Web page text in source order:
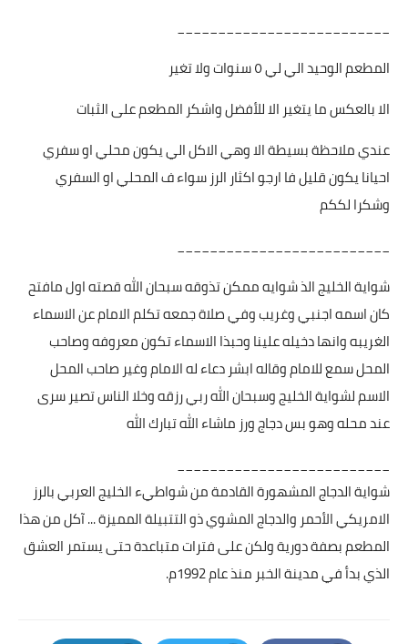
__________________________
المطعم الوحيد الي لي ٥ سنوات ولا تغير
الا بالعكس ما يتغير الا للأفضل واشكر المطعم على الثبات
عندي ملاحظة بسيطة الا وهي الاكل الي يكون محلي او سفري
احيانا يكون قليل فا ارجو اكثار الرز سواء ف المحلي او السفري
وشكرا لككم
__________________________
شواية الخليج الذ شوايه ممكن تذوقه سبحان الله قصته اول مافتح
كان اسمه اجنبي وغريب وفي صلاة جمعه تكلم الامام عن الاسماء
الغريبه وانها دخيله علينا وحبذا الاسماء تكون معروفه وصاحب
المحل سمع للامام وقاله ابشر دعاء له الامام وغير صاحب المحل
الاسم لشواية الخليج وسبحان الله ربي رزقه وخلا الناس تصير سرى
عند محله وهو بس دجاج ورز ماشاء الله تبارك الله
__________________________
شواية الدجاج المشهورة القادمة من شواطيء الخليج العربي بالرز
الامريكي الأحمر والدجاج المشوي ذو التتبيلة المميزة ... آكل من هذا
المطعم بصفة دورية ولكن على فترات متباعدة حتى يستمر العشق
الذي بدأ في مدينة الخبر منذ عام 1992م.